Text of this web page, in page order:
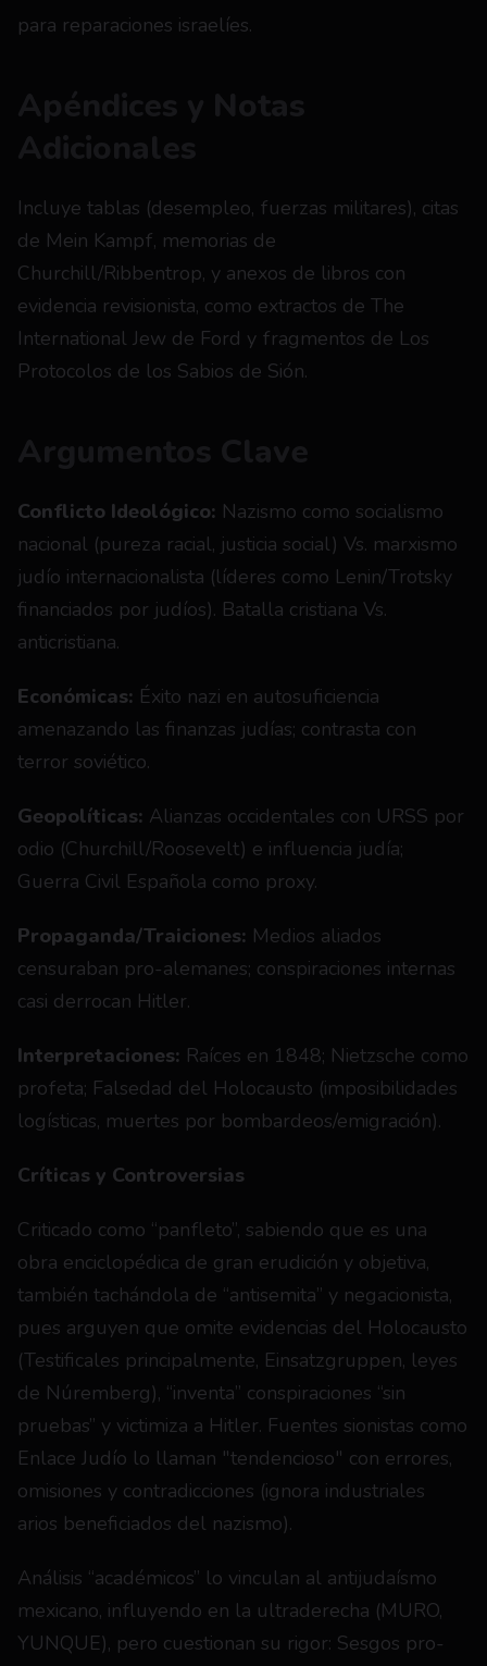
para reparaciones israelíes.
Incluye tablas (desempleo, fuerzas militares), citas
de Mein Kampf, memorias de
Churchill/Ribbentrop, y anexos de libros con
evidencia revisionista, como extractos de The
International Jew de Ford y fragmentos de Los
Protocolos de los Sabios de Sión.
Conflicto Ideológico: Nazismo como socialismo
nacional (pureza racial, justicia social) Vs. marxismo
judío internacionalista (líderes como Lenin/Trotsky
financiados por judíos). Batalla cristiana Vs.
anticristiana.
Económicas: Éxito nazi en autosuficiencia
amenazando las finanzas judías; contrasta con
terror soviético.
Geopolíticas: Alianzas occidentales con URSS por
odio (Churchill/Roosevelt) e influencia judía;
Guerra Civil Española como proxy.
Propaganda/Traiciones: Medios aliados
censuraban pro-alemanes; conspiraciones internas
casi derrocan Hitler.
Interpretaciones: Raíces en 1848; Nietzsche como
profeta; Falsedad del Holocausto (imposibilidades
logísticas, muertes por bombardeos/emigración).
Críticas y Controversias
Criticado como “panfleto”, sabiendo que es una
obra enciclopédica de gran erudición y objetiva,
también tachándola de “antisemita” y negacionista,
pues arguyen que omite evidencias del Holocausto
(Testificales principalmente, Einsatzgruppen, leyes
de Núremberg), “inventa” conspiraciones “sin
pruebas” y victimiza a Hitler. Fuentes sionistas como
Enlace Judío lo llaman "tendencioso" con errores,
omisiones y contradicciones (ignora industriales
arios beneficiados del nazismo).
Análisis “académicos” lo vinculan al antijudaísmo
mexicano, influyendo en la ultraderecha (MURO,
YUNQUE), pero cuestionan su rigor: Sesgos pro-